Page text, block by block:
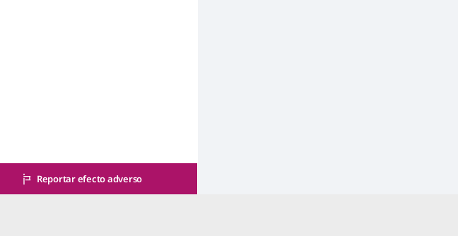
Reportar efecto adverso